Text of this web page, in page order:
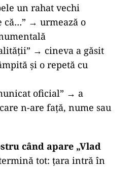
un rahat vechi
că…” → urmează o
→ cineva a găsit
și o repetă cu
oficial” → a
n-are față, nume sau
când apare „Vlad
tot: țara intră în